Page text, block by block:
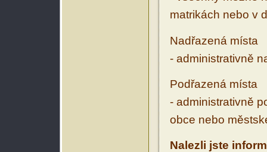
matrikách nebo v
Nadřazená místa
- administrativně
Podřazená místa
- administrativně
obce nebo
Nalezli jste